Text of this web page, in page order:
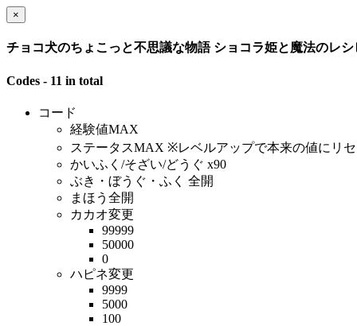
×
チョコ犬のちょこっと不思議な物語 ショコラ姫と魔法のレシ
Codes - 11 in total
コード
経験値MAX
ステータスMAX ※レベルアップで本来の値にリ
かいふく/そざい/どうぐ x90
ぶき・ぼうぐ・ふく 全開
まほう全開
カカオ変更
99999
50000
0
ハピネ変更
9999
5000
100